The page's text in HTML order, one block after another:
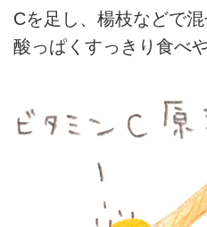
Cを足し、楊枝などで
酸っぱくすっきり食べや